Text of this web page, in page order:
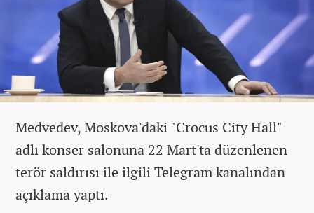
Medvedev, Moskova'daki "Crocus City Hall"
adlı konser salonuna 22 Mart'ta düzenlenen
terör saldırısı ile ilgili Telegram kanalından
açıklama yaptı.